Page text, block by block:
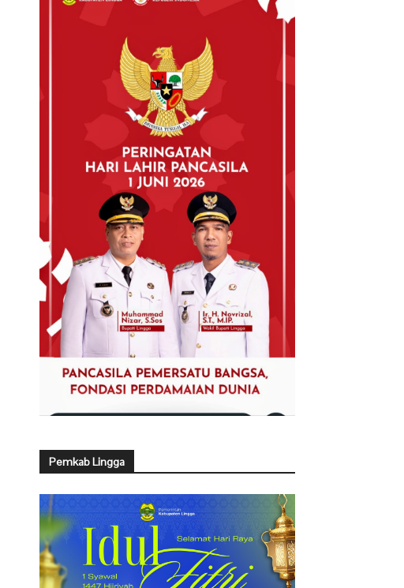
Pemkab Lingga